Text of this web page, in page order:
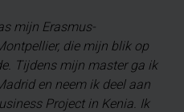
mijn Erasmus-
die mijn blik op
Tijdens mijn master ga ik
en neem ik deel aan
Project in Kenia. Ik